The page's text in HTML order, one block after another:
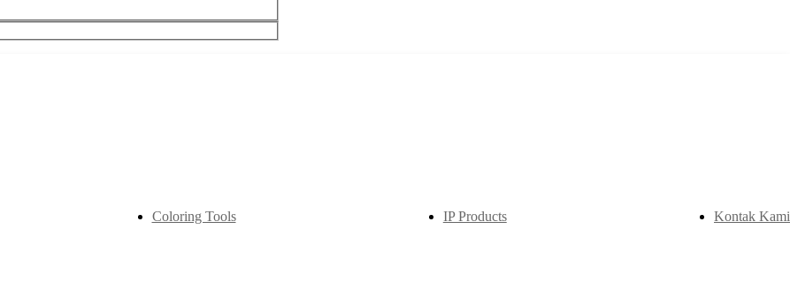
Coloring Tools IP Products Kontak Kami